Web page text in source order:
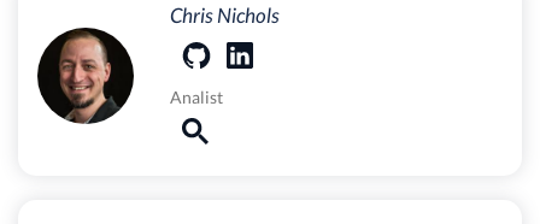
Chris Nichols
Analist